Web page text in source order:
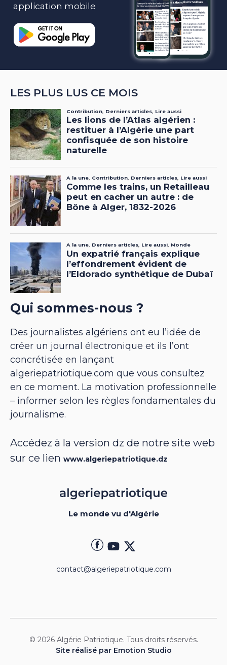
application mobile
LES PLUS LUS CE MOIS
Qui sommes-nous ?
Des journalistes algériens ont eu l’idée de
créer un journal électronique et ils l’ont
concrétisée en lançant
algeriepatriotique.com que vous consultez
en ce moment. La motivation professionnelle
– informer selon les règles fondamentales du
journalisme.
Accédez à la version dz de notre site web
sur ce lien www.algeriepatriotique.dz
Le monde vu d'Algérie
contact@algeriepatriotique.com
© 2026 Algérie Patriotique. Tous droits réservés.
Site réalisé par Emotion Studio